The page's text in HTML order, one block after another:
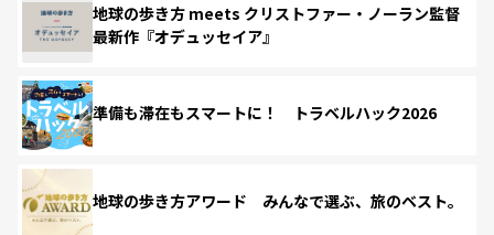
地球の歩き方 meets クリストファー・ノーラン監督
最新作『オデュッセイア』
準備も滞在もスマートに！ トラベルハック2026
地球の歩き方アワード みんなで選ぶ、旅のベスト。